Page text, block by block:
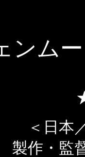
ンム
＜日本
製作・監